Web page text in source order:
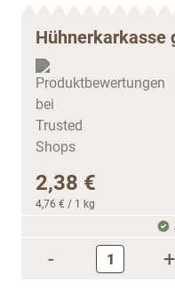
Hühnerkarkasse
2,38 €
4,76 € / 1 kg
- +